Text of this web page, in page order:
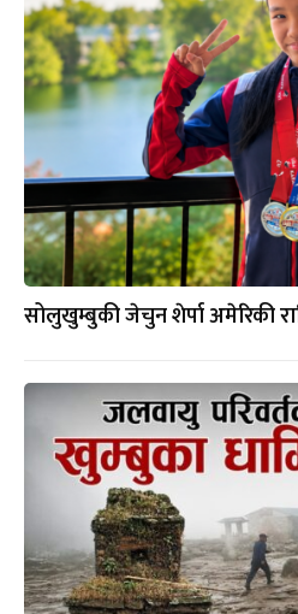
सोलुखुम्बुकी जेचुन शेर्पा अमेरिकी